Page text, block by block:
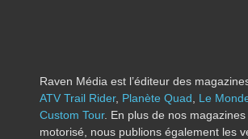
Raven Média est l’éditeur des
ATV Trail Rider, Planète Quad Le
Custom Tour. En plus de nos
motorisé, nous publions également les